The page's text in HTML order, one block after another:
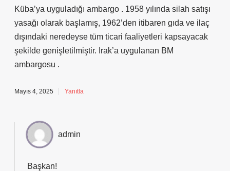
Küba’ya uyguladığı ambargo . 1958 yılında silah satışı
yasağı olarak başlamış, 1962’den itibaren gıda ve ilaç
dışındaki neredeyse tüm ticari faaliyetleri kapsayacak
şekilde genişletilmiştir. Irak’a uygulanan BM
ambargosu .
Mayıs 4, 2025 Yanıtla
admin
Başkan!